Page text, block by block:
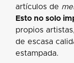
artículos de
Esto no solo
propios
de escasa
estampada.